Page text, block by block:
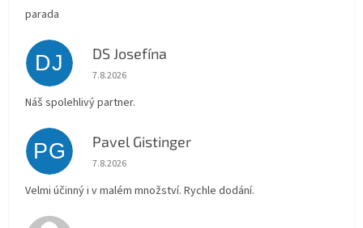
parada
DJ DS Josefína
Hodnocení obchodu je 5 z 5 hvězdiček.
7.8.2026
Náš spolehlivý partner.
PG Pavel Gistinger
Hodnocení obchodu je 5 z 5 hvězdiček.
7.8.2026
Velmi účinný i v malém množství. Rychle dodání.